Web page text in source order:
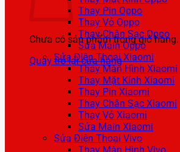
Chưa có sản phẩm trong giỏ hàng.
Quay trở lại cửa hàng
Thay Pin Oppo
Thay Vỏ Oppo
Thay Chân Sạc Oppo
Sửa Main Oppo
Sửa Điện Thoại Xiaomi
Thay Màn Hình Xiaomi
Thay Mặt Kính Xiaomi
Thay Pin Xiaomi
Thay Chân Sạc Xiaomi
Thay Vỏ Xiaomi
Sửa Main Xiaomi
Sửa Điện Thoại Vivo